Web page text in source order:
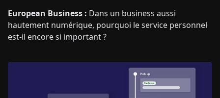
European Business : Dans un business aussi
hautement numérique, pourquoi le service personnel
est-il encore si important ?